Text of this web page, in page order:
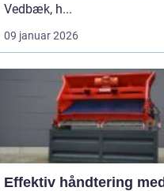
Vedbæk, h...
09 januar 2026
Effektiv håndtering